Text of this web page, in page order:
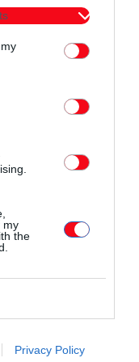
my
the
Privacy Policy
την διάσωση των
οικονομική
εξωτικών
για την
που αποδεδειγμένα
από τις περιοχές των